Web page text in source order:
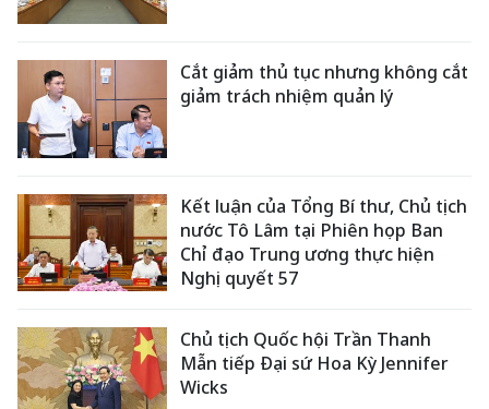
Cắt giảm thủ tục nhưng không cắt
giảm trách nhiệm quản lý
Kết luận của Tổng Bí thư, Chủ tịch
nước Tô Lâm tại Phiên họp Ban
Chỉ đạo Trung ương thực hiện
Nghị quyết 57
Chủ tịch Quốc hội Trần Thanh
Mẫn tiếp Đại sứ Hoa Kỳ Jennifer
Wicks